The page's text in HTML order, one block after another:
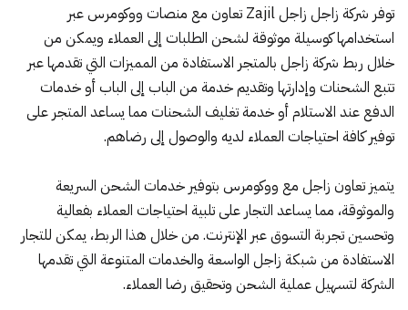
توفر شركة زاجل زاجل Zajil
تعاون مع منصات ووكومرس عبر
استخدامها كوسيلة موثوقة لشحن الطلبات إلى العملاء ويمكن من
خلال ربط شركة زاجل بالمتجر الاستفادة من المميزات التي تقدمها عبر
تتبع الشحنات وإدارتها وتقديم خدمة من الباب إلى الباب أو خدمات
الدفع عند الاستلام أو خدمة تغليف الشحنات مما يساعد المتجر على
توفير كافة احتياجات العملاء لديه والوصول إلى رضاهم.
يتميز تعاون زاجل مع ووكومرس بتوفير خدمات الشحن السريعة
والموثوقة، مما يساعد التجار على تلبية احتياجات العملاء بفعالية
وتحسين تجربة التسوق عبر الإنترنت. من خلال هذا الربط، يمكن للتجار
الاستفادة من شبكة زاجل الواسعة والخدمات المتنوعة التي تقدمها
الشركة لتسهيل عملية الشحن وتحقيق رضا العملاء.